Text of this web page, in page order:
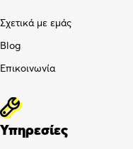
Σχετικά με εμάς
Blog
Επικοινωνία
Υπηρεσίες